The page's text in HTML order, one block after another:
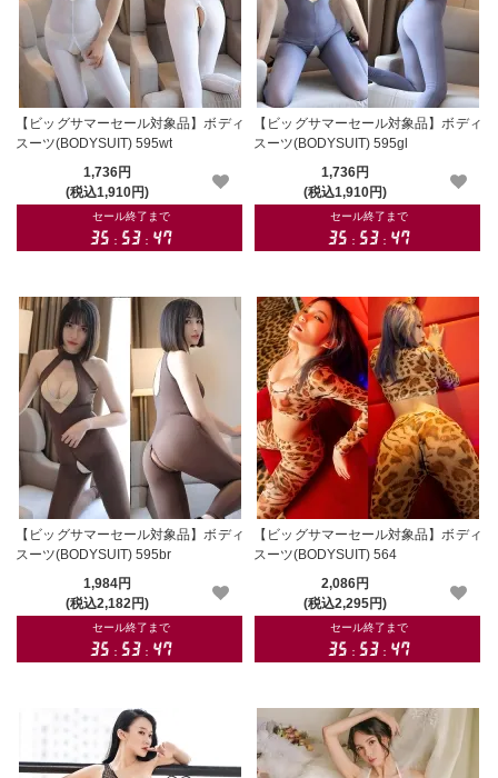
【ビッグサマーセール対象品】ボディ
スーツ(BODYSUIT) 595wt
1,736円
(税込1,910円)
【ビッグサマーセール対象品】ボディ
スーツ(BODYSUIT) 595gl
1,736円
(税込1,910円)
【ビッグサマーセール対象品】ボディ
スーツ(BODYSUIT) 595br
1,984円
(税込2,182円)
【ビッグサマーセール対象品】ボディ
スーツ(BODYSUIT) 564
2,086円
(税込2,295円)